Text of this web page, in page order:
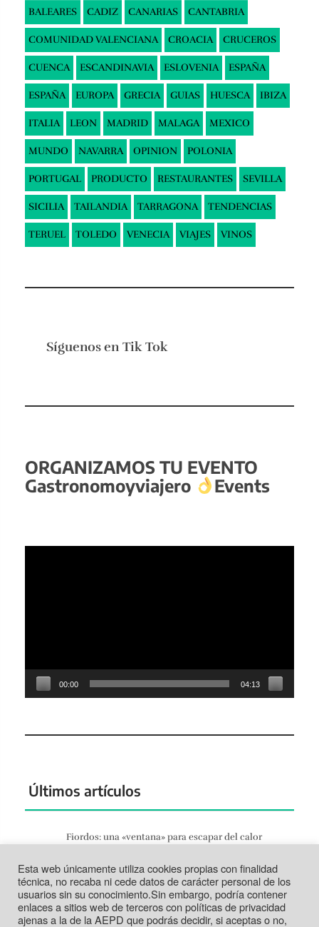
BALEARES CADIZ CANARIAS CANTABRIA
COMUNIDAD VALENCIANA CROACIA CRUCEROS
CUENCA ESCANDINAVIA ESLOVENIA ESPAÑA
ESPAÑA EUROPA GRECIA GUIAS HUESCA IBIZA
ITALIA LEON MADRID MALAGA MEXICO
MUNDO NAVARRA OPINION POLONIA
PORTUGAL PRODUCTO RESTAURANTES SEVILLA
SICILIA TAILANDIA TARRAGONA TENDENCIAS
TERUEL TOLEDO VENECIA VIAJES VINOS
Síguenos en Tik Tok
ORGANIZAMOS TU EVENTO
Gastronomoyviajero
Events
00:00 04:13
Últimos artículos
Fiordos: una «ventana» para escapar del calor
Tortosa: la vida según el Ebro
Jun 21, 2026
Tabarca: más que un trozo de piedra
Jun 14, 2026
Esta web únicamente utiliza cookies propias con finalidad
técnica, no recaba ni cede datos de carácter personal de los
usuarios sin su conocimiento.Sin embargo, podría contener
enlaces a sitios web de terceros con políticas de privacidad
ajenas a la de la AEPD que podrás decidir, si aceptas o no,